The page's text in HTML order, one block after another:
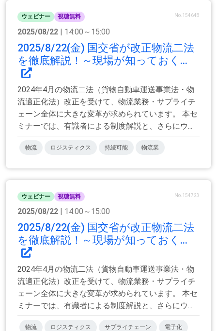
ウェビナー 視聴無料 No.154648
2025/08/22 | 14:00～15:00
2025/8/22(金) 国交省が改正物流二法
を徹底解説！～現場が知っておく...
2024年4月の物流二法（貨物自動車運送事業法・物
流適正化法）改正を受けて、物流業務・サプライチ
ェーン全体に大きな変革が求められています。 本セ
ミナーでは、有識者による制度解説と、さらにウ...
物流 ロジスティクス 持続可能 物流業
ウェビナー 視聴無料 No.154723
2025/08/22 | 14:00～15:00
2025/8/22(金) 国交省が改正物流二法
を徹底解説！～現場が知っておく...
2024年4月の物流二法（貨物自動車運送事業法・物
流適正化法）改正を受けて、物流業務・サプライチ
ェーン全体に大きな変革が求められています。 本セ
ミナーでは、有識者による制度解説と、さらにウ...
物流 ロジスティクス サプライチェーン 電子化